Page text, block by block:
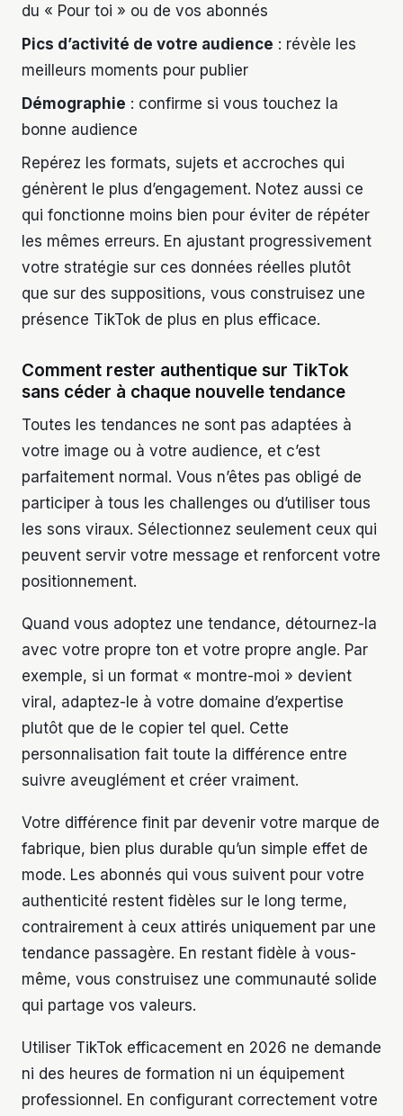
du « Pour toi » ou de vos abonnés
Pics d’activité de votre audience : révèle les
meilleurs moments pour publier
Démographie : confirme si vous touchez la
bonne audience
Repérez les formats, sujets et accroches qui
génèrent le plus d’engagement. Notez aussi ce
qui fonctionne moins bien pour éviter de répéter
les mêmes erreurs. En ajustant progressivement
votre stratégie sur ces données réelles plutôt
que sur des suppositions, vous construisez une
présence TikTok de plus en plus efficace.
Comment rester authentique sur TikTok
sans céder à chaque nouvelle tendance
Toutes les tendances ne sont pas adaptées à
votre image ou à votre audience, et c’est
parfaitement normal. Vous n’êtes pas obligé de
participer à tous les challenges ou d’utiliser tous
les sons viraux. Sélectionnez seulement ceux qui
peuvent servir votre message et renforcent votre
positionnement.
Quand vous adoptez une tendance, détournez-la
avec votre propre ton et votre propre angle. Par
exemple, si un format « montre-moi » devient
viral, adaptez-le à votre domaine d’expertise
plutôt que de le copier tel quel. Cette
personnalisation fait toute la différence entre
suivre aveuglément et créer vraiment.
Votre différence finit par devenir votre marque de
fabrique, bien plus durable qu’un simple effet de
mode. Les abonnés qui vous suivent pour votre
authenticité restent fidèles sur le long terme,
contrairement à ceux attirés uniquement par une
tendance passagère. En restant fidèle à vous-
même, vous construisez une communauté solide
qui partage vos valeurs.
Utiliser TikTok efficacement en 2026 ne demande
ni des heures de formation ni un équipement
professionnel. En configurant correctement votre